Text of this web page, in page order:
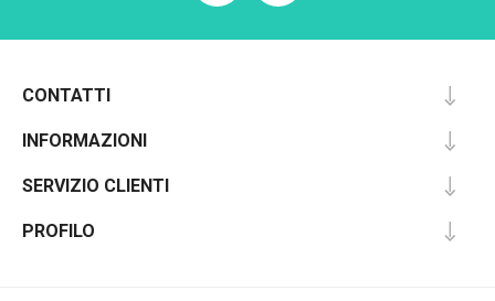
CONTATTI
INFORMAZIONI
SERVIZIO CLIENTI
PROFILO